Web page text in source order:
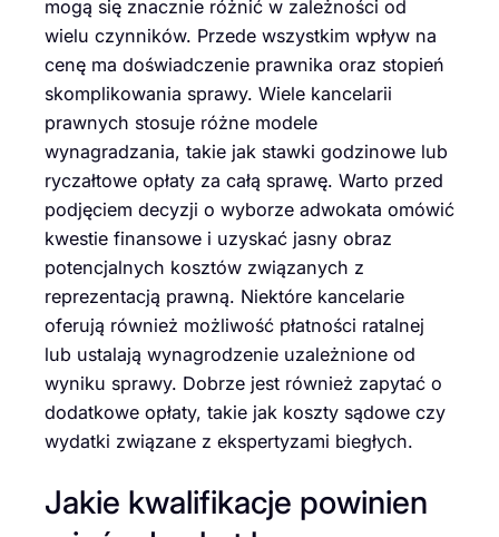
mogą się znacznie różnić w zależności od
wielu czynników. Przede wszystkim wpływ na
cenę ma doświadczenie prawnika oraz stopień
skomplikowania sprawy. Wiele kancelarii
prawnych stosuje różne modele
wynagradzania, takie jak stawki godzinowe lub
ryczałtowe opłaty za całą sprawę. Warto przed
podjęciem decyzji o wyborze adwokata omówić
kwestie finansowe i uzyskać jasny obraz
potencjalnych kosztów związanych z
reprezentacją prawną. Niektóre kancelarie
oferują również możliwość płatności ratalnej
lub ustalają wynagrodzenie uzależnione od
wyniku sprawy. Dobrze jest również zapytać o
dodatkowe opłaty, takie jak koszty sądowe czy
wydatki związane z ekspertyzami biegłych.
Jakie kwalifikacje powinien